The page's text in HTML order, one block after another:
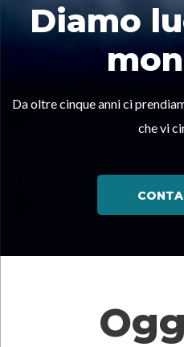
Diamo
Da oltre cinque anni ci
che vi